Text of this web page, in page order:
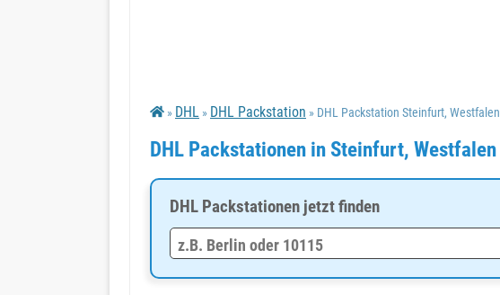
» DHL » DHL Packstation » DHL Packstation Steinfurt, Westfalen
DHL Packstationen in Steinfurt, Westfalen
DHL Packstationen jetzt finden